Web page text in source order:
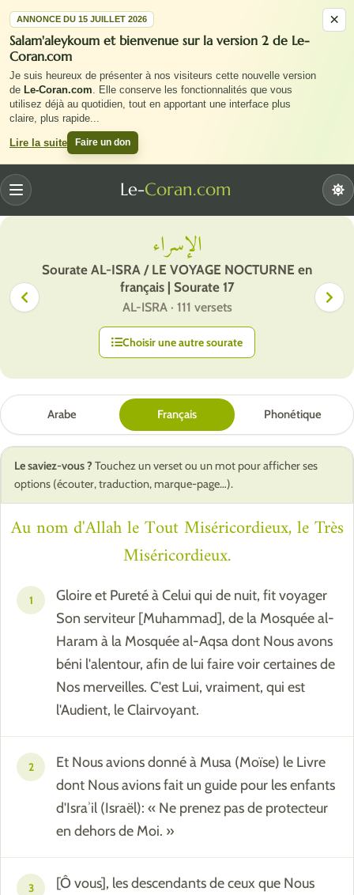
×
ANNONCE DU 15 JUILLET 2026
Salam'aleykoum et bienvenue sur la version 2 de Le-
Coran.com
Je suis heureux de présenter à nos visiteurs cette nouvelle version
de Le-Coran.com. Elle conserve les fonctionnalités que vous
utilisez déjà au quotidien, tout en apportant une interface plus
claire, plus rapide...
Lire la suite Faire un don
Le-Coran.com
Menu
الإسراء
Sourate AL-ISRA / LE VOYAGE NOCTURNE en
français | Sourate 17
AL-ISRA · 111 versets
Choisir une autre sourate
Arabe Français Phonétique
Le saviez-vous ? Touchez un verset ou un mot pour afficher ses
options (écouter, traduction, marque-page…).
Au nom d'Allah le Tout Miséricordieux, le Très
Miséricordieux.
1
Gloire et Pureté à Celui qui de nuit, fit voyager
Son serviteur [Muhammad], de la Mosquée al-
Haram à la Mosquée al-Aqsa dont Nous avons
béni l'alentour, afin de lui faire voir certaines de
Nos merveilles. C'est Lui, vraiment, qui est
l'Audient, le Clairvoyant.
2
Et Nous avions donné à Musa (Moïse) le Livre
dont Nous avions fait un guide pour les enfants
d'Israʾil (Israël): « Ne prenez pas de protecteur
en dehors de Moi. »
3
[Ô vous], les descendants de ceux que Nous